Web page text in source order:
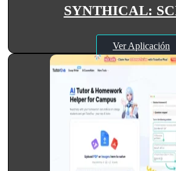
SYNTHICAL:
Ver Aplicación